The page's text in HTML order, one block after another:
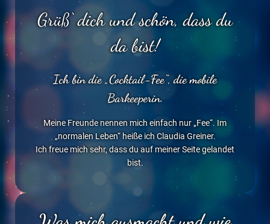
Grüß‘ dich und schön, dass du
da bist!
Ich bin die „Cocktail-Fee“, die mobile
Barkeeperin.
Meine Freunde nennen mich einfach nur „Fee“. Im
„normalen Leben“ heiße ich Claudia Greiner.
Ich freue mich sehr, dass du auf meiner Seite gelandet
bist.